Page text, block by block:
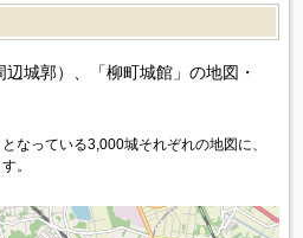
城郭）、「柳町城館」の地図・
なっている3,000城それぞれの地図に、
。